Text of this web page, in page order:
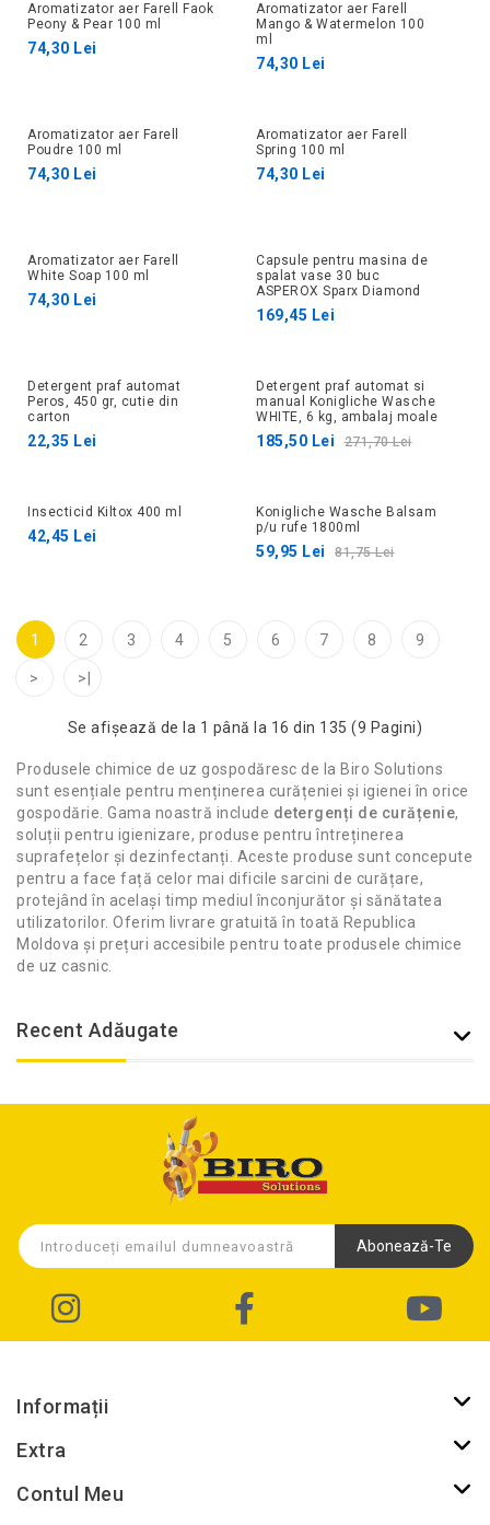
Aromatizator aer Farell Faok
Peony & Pear 100 ml
74,30 Lei
Aromatizator aer Farell
Mango & Watermelon 100
ml
74,30 Lei
Aromatizator aer Farell
Poudre 100 ml
74,30 Lei
Aromatizator aer Farell
Spring 100 ml
74,30 Lei
Aromatizator aer Farell
White Soap 100 ml
74,30 Lei
Capsule pentru masina de
spalat vase 30 buc
ASPEROX Sparx Diamond
169,45 Lei
Detergent praf automat
Peros, 450 gr, cutie din
carton
22,35 Lei
32%
Detergent praf automat si
manual Konigliche Wasche
WHITE, 6 kg, ambalaj moale
185,50 Lei 271,70 Lei
Insecticid Kiltox 400 ml
42,45 Lei
27%
Konigliche Wasche Balsam
p/u rufe 1800ml
59,95 Lei 81,75 Lei
1 2 3 4 5 6 7 8 9
> >|
Se afişează de la 1 până la 16 din 135 (9 Pagini)
Produsele chimice de uz gospodăresc de la Biro Solutions
sunt esențiale pentru menținerea curățeniei și igienei în orice
gospodărie. Gama noastră include detergenți de curățenie,
soluții pentru igienizare, produse pentru întreținerea
suprafețelor și dezinfectanți. Aceste produse sunt concepute
pentru a face față celor mai dificile sarcini de curățare,
protejând în același timp mediul înconjurător și sănătatea
utilizatorilor. Oferim livrare gratuită în toată Republica
Moldova și prețuri accesibile pentru toate produsele chimice
de uz casnic.
Recent Adăugate
Abonează-Te
Informații
Extra
Contul Meu